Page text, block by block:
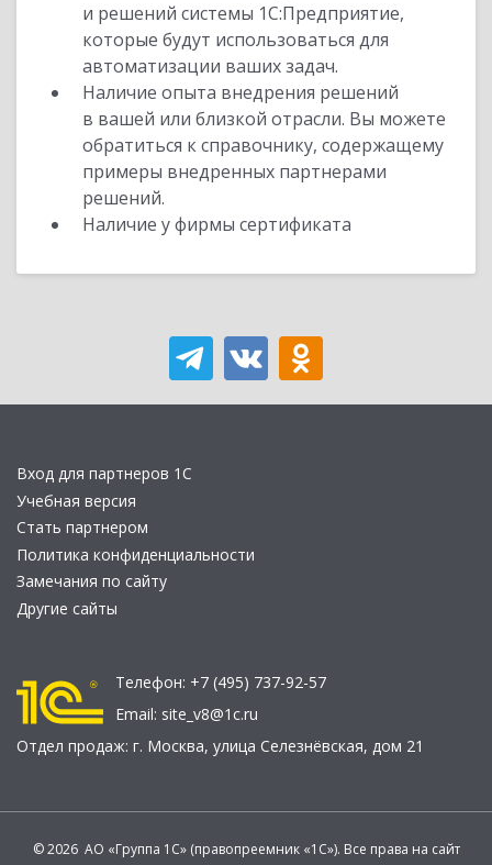
и решений системы 1С:Предприятие,
которые будут использоваться для
автоматизации ваших задач.
Наличие опыта внедрения решений
в вашей или близкой отрасли. Вы можете
обратиться к справочнику, содержащему
примеры внедренных партнерами
решений.
Наличие у фирмы сертификата
Вход для партнеров 1С
Учебная версия
Стать партнером
Политика конфиденциальности
Замечания по сайту
Другие сайты
Телефон: +7 (495) 737-92-57
Email: site_v8@1c.ru
Отдел продаж: г. Москва, улица Селезнёвская, дом 21
© 2026 АО «Группа 1С» (правопреемник «1С»). Все права на сайт